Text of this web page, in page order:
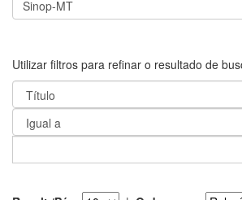
Utilizar filtros para refinar o resultado de